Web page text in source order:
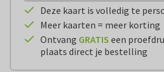
Deze kaart is volledig te
Meer kaarten = meer korting
Ontvang GRATIS een
plaats direct je bestelling